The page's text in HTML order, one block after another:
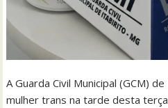
A Guarda Civil Municipal (GCM)
mulher trans na tarde desta